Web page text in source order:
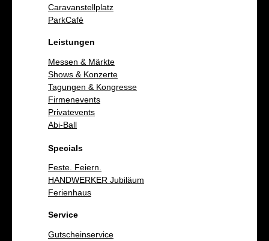
Caravanstellplatz
ParkCafé
Leistungen
Messen & Märkte
Shows & Konzerte
Tagungen & Kongresse
Firmenevents
Privatevents
Abi-Ball
Specials
Feste. Feiern.
HANDWERKER Jubiläum
Ferienhaus
Service
Gutscheinservice